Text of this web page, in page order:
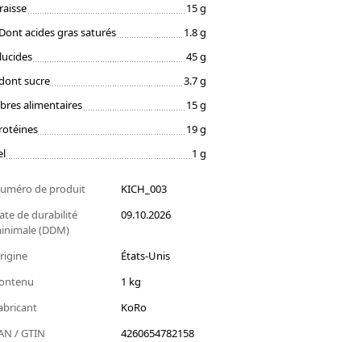
15 g
acides gras saturés
1.8 g
45 g
sucre
3.7 g
alimentaires
15 g
19 g
1 g
de produit
KICH_003
de durabilité
(DDM)
09.10.2026
États-Unis
1 kg
KoRo
/ GTIN
4260654782158